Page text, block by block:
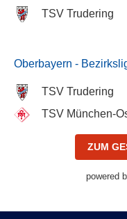
TSV Trudering
Oberbayern -
TSV Trudering
TSV München-
ZUM
powered